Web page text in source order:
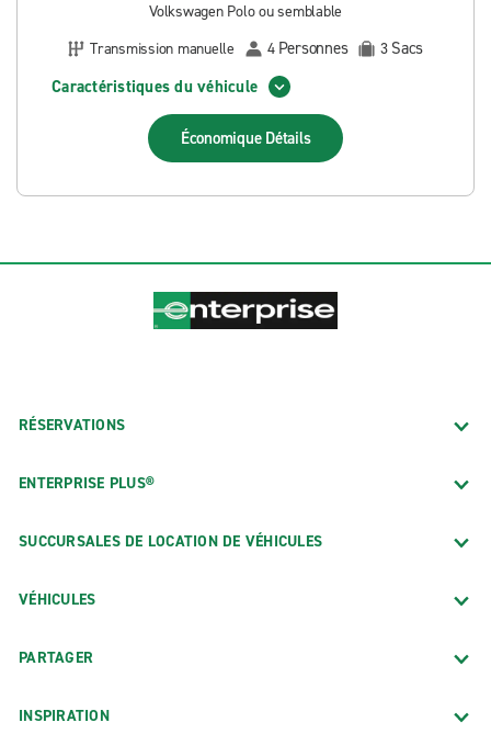
Volkswagen Polo ou semblable
Transmission manuelle
4 Personnes 3 Sacs
Caractéristiques du véhicule
Économique Détails
RÉSERVATIONS
ENTERPRISE PLUS®
SUCCURSALES DE LOCATION DE VÉHICULES
VÉHICULES
PARTAGER
INSPIRATION